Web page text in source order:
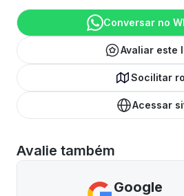
Conversar no
Avaliar este
Socilitar
Acessar
Avalie também
Google